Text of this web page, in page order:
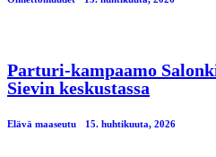
Parturi-kampaamo
Sievin keskustassa
Elävä maaseutu 15. huhtikuuta, 2026